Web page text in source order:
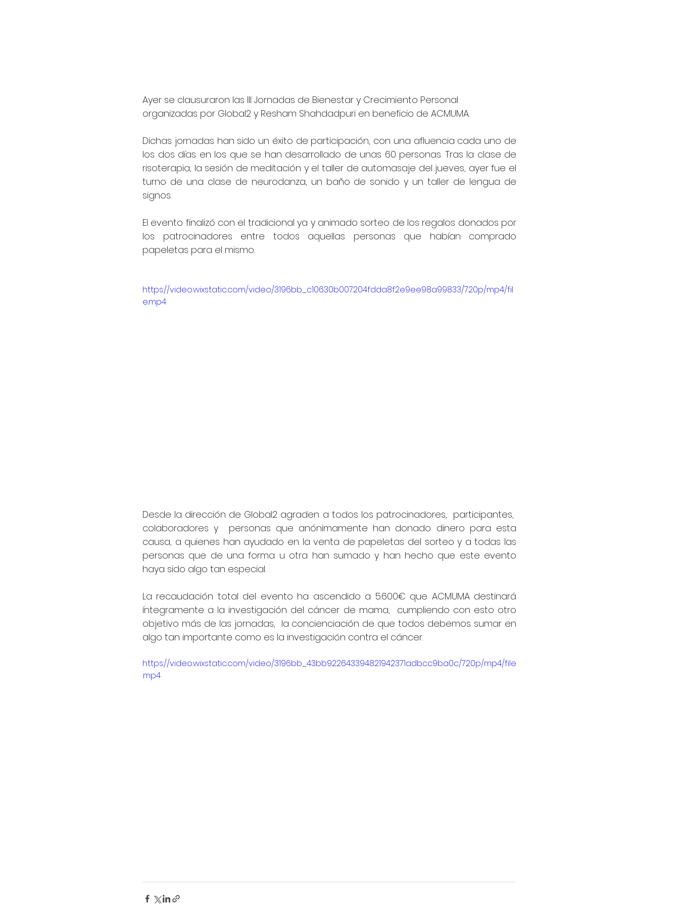
Ayer se clausuraron las III Jornadas de Bienestar y Crecimiento Personal
organizadas por Global2 y Resham Shahdadpuri en beneficio de ACMUMA.
Dichas jornadas han sido un éxito de participación, con una afluencia cada uno de
los dos días en los que se han desarrollado de unas 60 personas. Tras la clase de
risoterapia, la sesión de meditación y el taller de automasaje del jueves, ayer fue el
turno de una clase de neurodanza, un baño de sonido y un taller de lengua de
signos.
El evento finalizó con el tradicional ya y animado sorteo de los regalos donados por
los patrocinadores entre todos aquellas personas que habían comprado
papeletas para el mismo.
https://video.wixstatic.com/video/3196bb_c10630b007204fdda8f2e9ee98a99833/720p/mp4/fil
e.mp4
Desde la dirección de Global2 agraden a todos los patrocinadores,  participantes,
colaboradores y  personas que anónimamente han donado dinero para esta
causa, a quienes han ayudado en la venta de papeletas del sorteo y a todas las
personas que de una forma u otra han sumado y han hecho que este evento
haya sido algo tan especial.
La recaudación total del evento ha ascendido a 5.600€ que ACMUMA destinará
íntegramente a la investigación del cáncer de mama,  cumpliendo con esto otro
objetivo más de las jornadas,  la concienciación de que todos debemos sumar en
algo tan importante como es la investigación contra el cáncer.
https://video.wixstatic.com/video/3196bb_43bb922643394821942371adbcc9ba0c/720p/mp4/file
.mp4